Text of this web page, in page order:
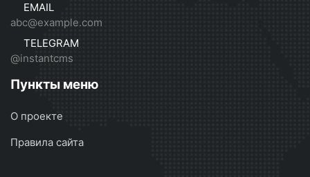
EMAIL
abc@example.com
TELEGRAM
@instantcms
Пункты меню
О проекте
Правила сайта